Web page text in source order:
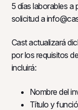
5 días laborables a
solicitud a
Cast actualizará
por los requisitos
incluirá:
Nombre del
Título y